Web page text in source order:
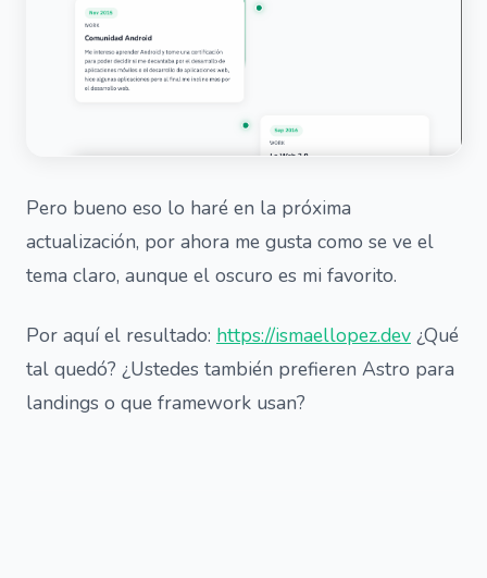
Pero bueno eso lo haré en la próxima
actualización, por ahora me gusta como se ve el
tema claro, aunque el oscuro es mi favorito.
Por aquí el resultado: https://ismaellopez.dev ¿Qué
tal quedó? ¿Ustedes también prefieren Astro para
landings o que framework usan?